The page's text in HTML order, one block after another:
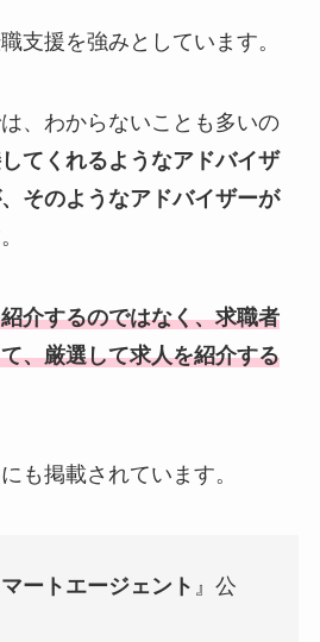
支援を強みとしています。
、わからないことも多いの
てくれるようなアドバイザ
そのようなアドバイザーが
介するのではなく、求職者
、厳選して求人を紹介する
も掲載されています。
ートエージェント 』公